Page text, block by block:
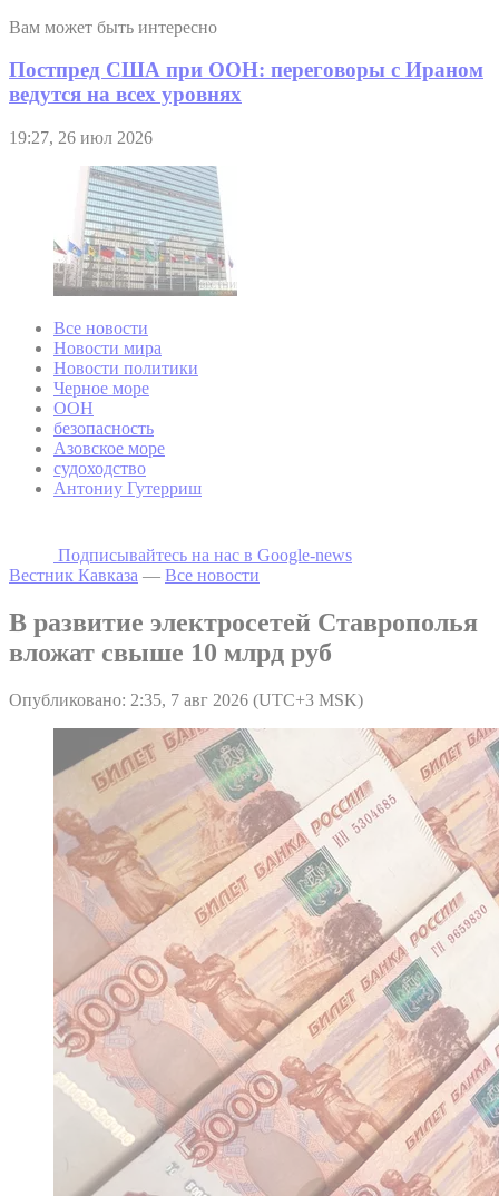
Вам может быть интересно
Постпред США при ООН: переговоры с Ираном
ведутся на всех уровнях
19:27, 26 июл 2026
Все новости
Новости мира
Новости политики
Черное море
ООН
безопасность
Азовское море
судоходство
Антониу Гутерриш
Подписывайтесь на наc в Google-news
Вестник Кавказа — Все новости
В развитие электросетей Ставрополья
вложат свыше 10 млрд руб
Опубликовано: 2:35, 7 авг 2026 (UTC+3 MSK)